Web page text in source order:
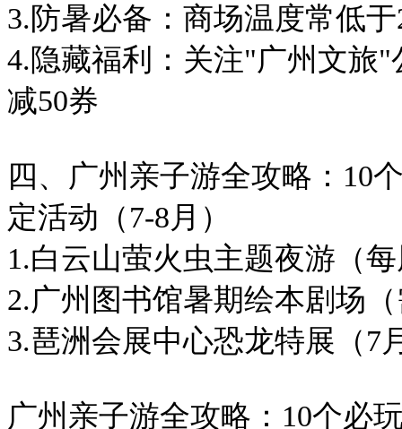
3.防暑必备：商场温度常低
4.隐藏福利：关注"广州文旅
减50券
四、广州亲子游全攻略：10
定活动（7-8月）
1.白云山萤火虫主题夜游（
2.广州图书馆暑期绘本剧场
3.琶洲会展中心恐龙特展（7
广州亲子游全攻略：10个必